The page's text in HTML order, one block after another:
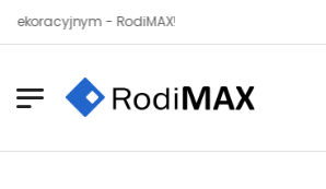
- RodiMAX!